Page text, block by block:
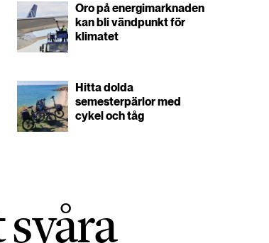
Oro på energimarknaden
kan bli vändpunkt för
klimatet
Hitta dolda
semesterpärlor med
cykel och tåg